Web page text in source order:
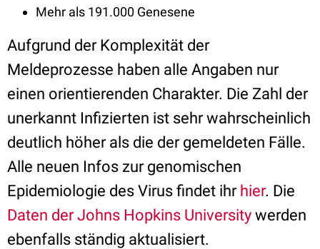
Mehr als 191.000 Genesene
Aufgrund der Komplexität der
Meldeprozesse haben alle Angaben nur
einen orientierenden Charakter. Die Zahl der
unerkannt Infizierten ist sehr wahrscheinlich
deutlich höher als die der gemeldeten Fälle.
Alle neuen Infos zur genomischen
Epidemiologie des Virus findet ihr hier. Die
Daten der Johns Hopkins University werden
ebenfalls ständig aktualisiert.